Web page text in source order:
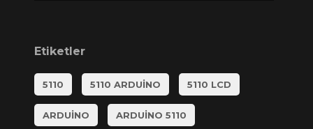
Etiketler
5110 5110 ARDUINO 5110 LCD
ARDUINO ARDUINO 5110